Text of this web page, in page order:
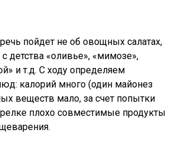
пойдет не об овощных салатах,
детства «оливье», «мимозе»,
и т.д. С ходу определяем
калорий много (один майонез
веществ мало, за счет попытки
плохо совместимые продукты